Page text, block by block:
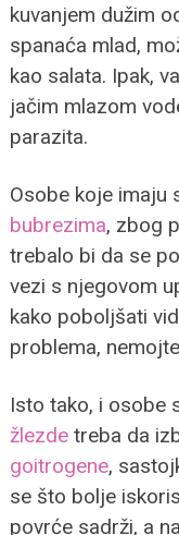
kuvanjem dužim
spanaća mlad,
kao salata. Ipak,
jačim mlazom
parazita.
Osobe koje imaju
bubrezima, zbog
trebalo bi da se
vezi s njegovom
kako poboljšati
problema,
Isto tako, i osobe
žlezde treba da
goitrogene,
se što bolje
povrće sadrži, a